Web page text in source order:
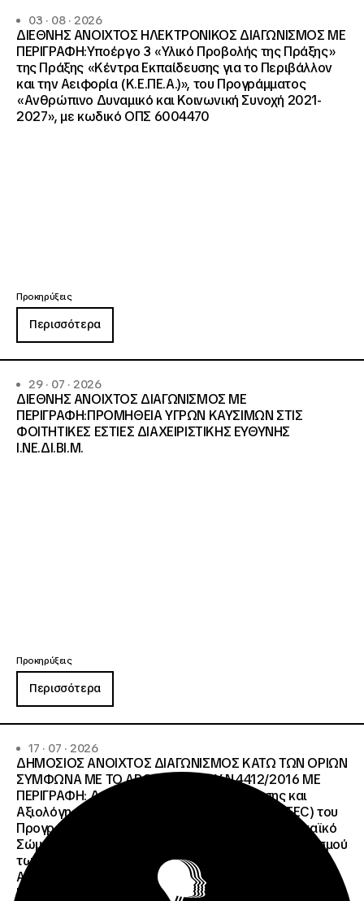
03 · 08 · 2026
ΔΙΕΘΝΗΣ ΑΝΟΙΧΤΟΣ ΗΛΕΚΤΡΟΝΙΚΟΣ ΔΙΑΓΩΝΙΣΜΟΣ ΜΕ
ΠΕΡΙΓΡΑΦΗ:Υποέργο 3 «Υλικό Προβολής της Πράξης»
της Πράξης «Κέντρα Εκπαίδευσης για το Περιβάλλον
και την Αειφορία (Κ.Ε.ΠΕ.Α.)», του Προγράμματος
«Ανθρώπινο Δυναμικό και Κοινωνική Συνοχή 2021-
2027», με κωδικό ΟΠΣ 6004470
Προκηρύξεις
Περισσότερα
29 · 07 · 2026
ΔΙΕΘΝΗΣ ΑΝΟΙΧΤΟΣ ΔΙΑΓΩΝΙΣΜΟΣ ΜΕ
ΠΕΡΙΓΡΑΦΗ:ΠΡΟΜΗΘΕΙΑ ΥΓΡΩΝ ΚΑΥΣΙΜΩΝ ΣΤΙΣ
ΦΟΙΤΗΤΙΚΕΣ ΕΣΤΙΕΣ ΔΙΑΧΕΙΡΙΣΤΙΚΗΣ ΕΥΘΥΝΗΣ
Ι.ΝΕ.ΔΙ.ΒΙ.Μ.
Προκηρύξεις
Περισσότερα
17 · 07 · 2026
ΔΗΜΟΣΙΟΣ ΑΝΟΙΧΤΟΣ ΔΙΑΓΩΝΙΣΜΟΣ ΚΑΤΩ ΤΩΝ ΟΡΙΩΝ
ΣΥΜΦΩΝΑ ΜΕ ΤΟ ΑΡΘΡΟ 107 ΤΟΥ Ν.4412/2016 ΜΕ
ΠΕΡΙΓΡΑΦΗ: Διοργάνωση Κύκλου Κατάρτισης και
Αξιολόγησης (Training and Evaluation Cycle – TEC) του
Προγράμματος European Solidarity Corps (Ευρωπαϊκό
Σώμα Αλληλεγγύης) της Εθνικής Μονάδας Συντονισμού
των Προγραμμάτων Erasmus+/Τομέας Νεολαία &
Αθλητισμός και Ευρωπαϊκό Σώμα Αλληλεγγύης ΜΕ
ΠΡΟΫΠΟΛΓΙΣΜΟ:258.064,52 € μη